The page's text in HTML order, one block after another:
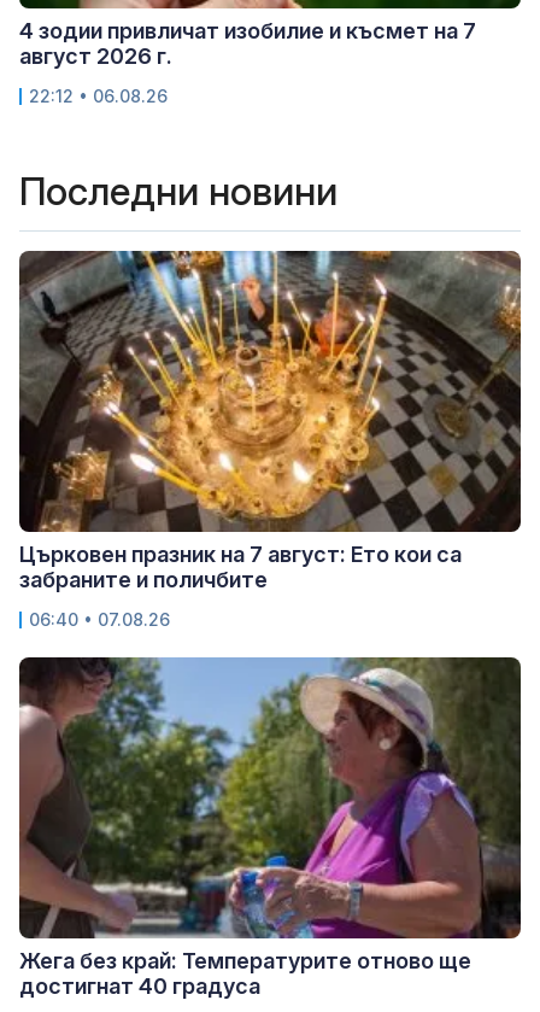
4 зодии привличат изобилие и късмет на 7
август 2026 г.
22:12 • 06.08.26
Последни новини
Църковен празник на 7 август: Ето кои са
забраните и поличбите
06:40 • 07.08.26
Жега без край: Температурите отново ще
достигнат 40 градуса